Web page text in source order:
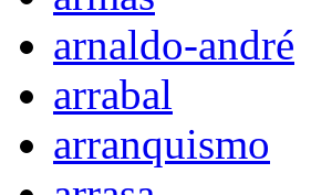
arnaldo-andré
arrabal
arranquismo